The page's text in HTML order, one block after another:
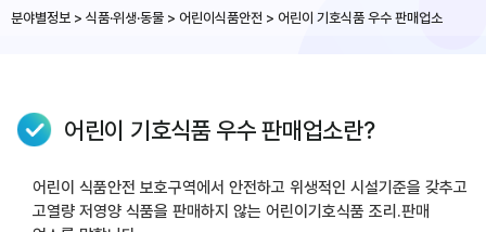
분야별정보 > 식품·위생·동물 > 어린이식품안전 > 어린이 기호식품 우수 판매업소
어린이 기호식품 우수 판매업소란?
어린이 식품안전 보호구역에서 안전하고 위생적인 시설기준을 갖추고
고열량 저영양 식품을 판매하지 않는 어린이기호식품 조리.판매